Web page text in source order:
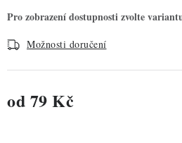
Možnosti doručení
od 79 Kč